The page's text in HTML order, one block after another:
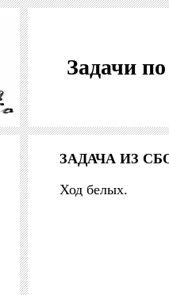
Задачи
ЗАДАЧА ИЗ
Ход белых.